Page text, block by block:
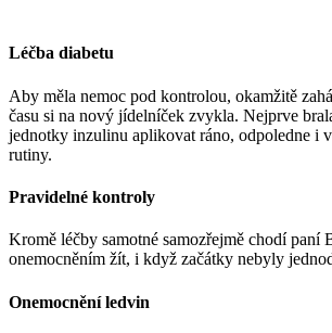
Léčba diabetu
Aby měla nemoc pod kontrolou, okamžitě
času si na nový jídelníček zvykla. Nejprve
jednotky inzulinu aplikovat ráno, odpoledne i
rutiny.
Pravidelné kontroly
Kromě léčby samotné samozřejmě chodí
onemocněním žít, i když začátky nebyly
Onemocnění ledvin